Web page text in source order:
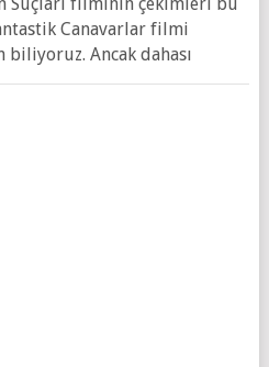
Canavarlar filmi
biliyoruz. Ancak dahası